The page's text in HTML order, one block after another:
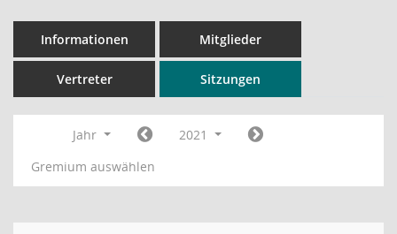
Informationen Mitglieder
Vertreter Sitzungen
Jahr
2021
Gremium auswählen